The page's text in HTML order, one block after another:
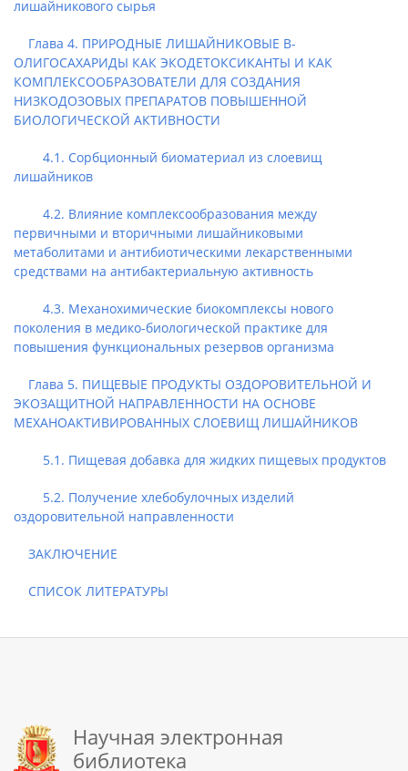
лишайникового сырья
Глава 4. ПРИРОДНЫЕ ЛИШАЙНИКОВЫЕ B-
ОЛИГОСАХАРИДЫ КАК ЭКОДЕТОКСИКАНТЫ И КАК
КОМПЛЕКСООБРАЗОВАТЕЛИ ДЛЯ СОЗДАНИЯ
НИЗКОДОЗОВЫХ ПРЕПАРАТОВ ПОВЫШЕННОЙ
БИОЛОГИЧЕСКОЙ АКТИВНОСТИ
4.1. Сорбционный биоматериал из слоевищ
лишайников
4.2. Влияние комплексообразования между
первичными и вторичными лишайниковыми
метаболитами и антибиотическими лекарственными
средствами на антибактериальную активность
4.3. Механохимические биокомплексы нового
поколения в медико-биологической практике для
повышения функциональных резервов организма
Глава 5. ПИЩЕВЫЕ ПРОДУКТЫ ОЗДОРОВИТЕЛЬНОЙ И
ЭКОЗАЩИТНОЙ НАПРАВЛЕННОСТИ НА ОСНОВЕ
МЕХАНОАКТИВИРОВАННЫХ СЛОЕВИЩ ЛИШАЙНИКОВ
5.1. Пищевая добавка для жидких пищевых продуктов
5.2. Получение хлебобулочных изделий
оздоровительной направленности
ЗАКЛЮЧЕНИЕ
СПИСОК ЛИТЕРАТУРЫ
Научная электронная
библиотека